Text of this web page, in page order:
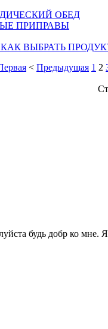
ОБЕД
ПРИПРАВЫ
ВЫБРАТЬ
< Предыдущая 1 2
будь добр ко мне.